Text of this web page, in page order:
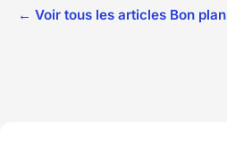
← Voir tous les articles Bon plan